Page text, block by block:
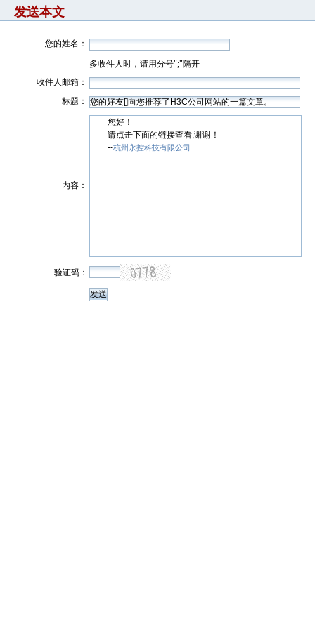
发送本文
您的姓名：
多收件人时，请用分号";"隔开
收件人邮箱：
标题：
内容：
您好！
请点击下面的链接查看,谢谢！
--杭州永控科技有限公司
验证码：